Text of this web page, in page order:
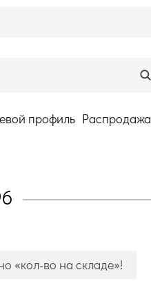
профиль Распродажа
«кол-во на складе»!